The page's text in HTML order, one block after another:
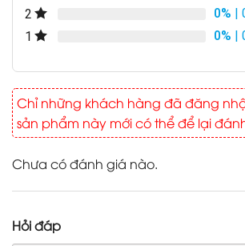
2
0% |
1
0% |
Chỉ những khách hàng đã đăng
sản phẩm này mới có thể để lại
Chưa có đánh giá nào.
Hỏi đáp